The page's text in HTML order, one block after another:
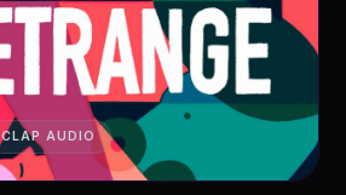
CLAP AUDIO